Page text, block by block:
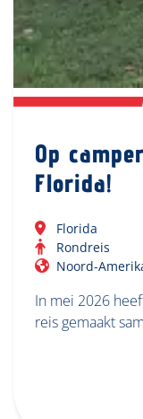
Op
Florida!
Florida
Rondreis
Noord-
In mei 2026
reis gemaakt